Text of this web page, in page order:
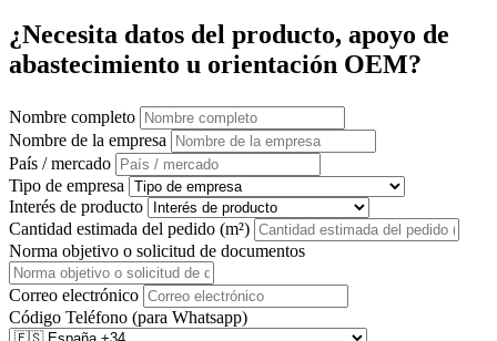
¿Necesita datos del producto, apoyo de
abastecimiento u orientación OEM?
Nombre completo
Nombre de la empresa
País / mercado
Tipo de empresa
Interés de producto
Cantidad estimada del pedido (m²)
Norma objetivo o solicitud de documentos
Correo electrónico
Código Teléfono (para Whatsapp)